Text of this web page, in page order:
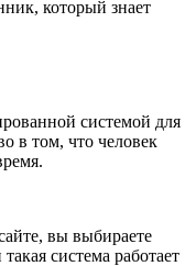
который знает
системой для
в том, что человек
вы выбираете
система работает